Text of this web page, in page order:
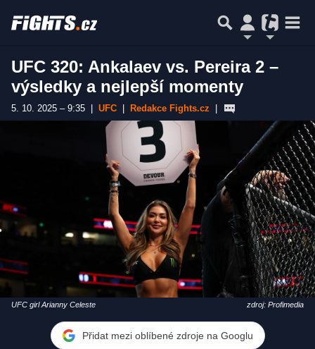
UFC 320: Ankalaev vs. Pereira 2 –
výsledky a nejlepší momenty
5. 10. 2025 – 9:35 UFC Redakce Fights.cz
UFC girl Arianny Celeste zdroj: Profimedia
Přidat mezi oblíbené zdroje na Googlu